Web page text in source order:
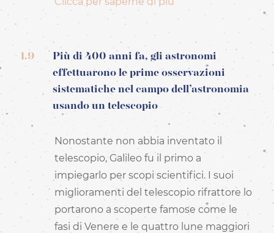
1.9
Più di 400 anni fa, gli astronomi
effettuarono le prime osservazioni
sistematiche nel campo dell’astronomia
usando un telescopio
Nonostante non abbia inventato il
telescopio, Galileo fu il primo a
impiegarlo per scopi scientifici. I suoi
miglioramenti del telescopio rifrattore lo
portarono a scoperte famose come le
fasi di Venere e le quattro lune maggiori